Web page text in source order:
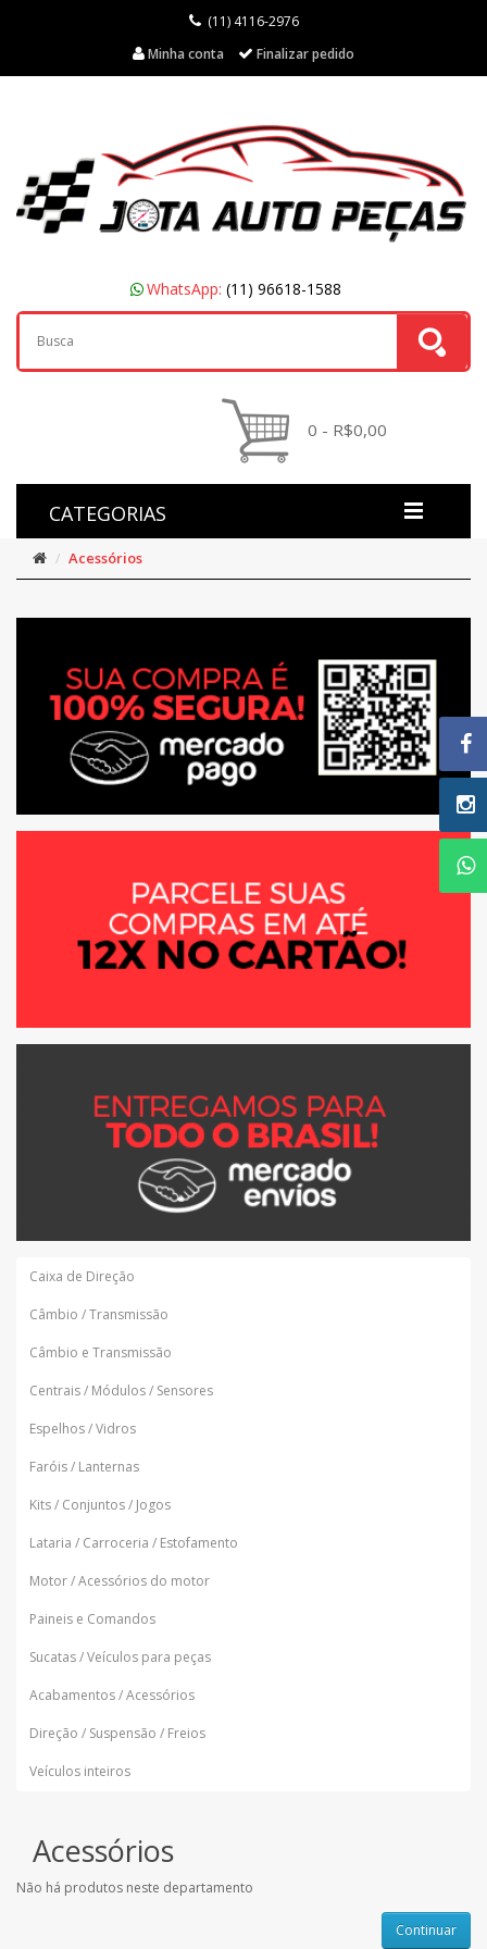
(11) 4116-2976
Minha conta
Finalizar pedido
WhatsApp: (11) 96618-1588
0 - R$0,00
CATEGORIAS
Acessórios
Caixa de Direção
Câmbio / Transmissão
Câmbio e Transmissão
Centrais / Módulos / Sensores
Espelhos / Vidros
Faróis / Lanternas
Kits / Conjuntos / Jogos
Lataria / Carroceria / Estofamento
Motor / Acessórios do motor
Paineis e Comandos
Sucatas / Veículos para peças
Acabamentos / Acessórios
Direção / Suspensão / Freios
Veículos inteiros
Acessórios
Não há produtos neste departamento
Continuar